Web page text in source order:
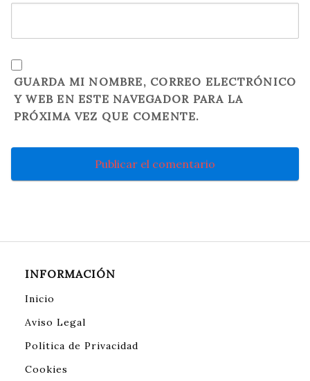
GUARDA MI NOMBRE, CORREO ELECTRÓNICO
Y WEB EN ESTE NAVEGADOR PARA LA
PRÓXIMA VEZ QUE COMENTE.
INFORMACIÓN
Inicio
Aviso Legal
Política de Privacidad
Cookies